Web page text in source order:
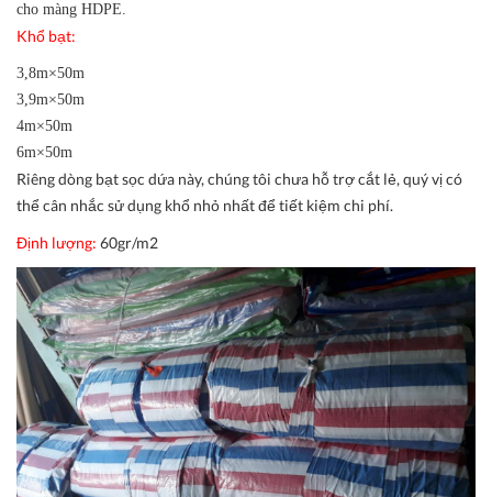
cho màng HDPE.
Khổ bạt:
3,8m×50m
3,9m×50m
4m×50m
6m×50m
Riêng dòng bạt sọc dứa này, chúng tôi chưa hỗ trợ cắt lẻ, quý vị có
thể cân nhắc sử dụng khổ nhỏ nhất để tiết kiệm chi phí.
Định lượng: 60gr/m2